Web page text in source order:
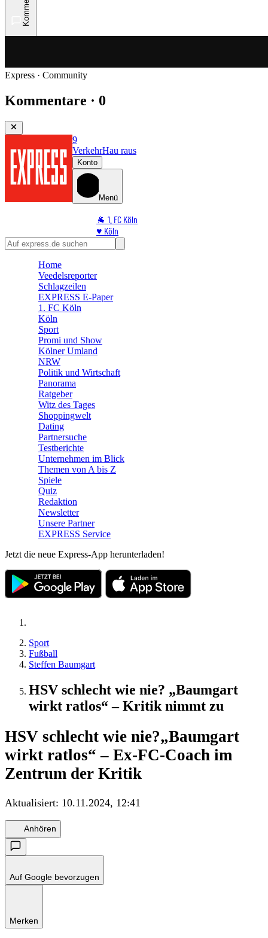
Express · Community
Kommentare · 0
9
VerkehrHau raus
Konto
Menü
🐐 1. FC Köln
♥️ Köln
⭐ Promi
🛒 Shoppingwelt
Home
Veedelsreporter
Schlagzeilen
EXPRESS E-Paper
1. FC Köln
Köln
Sport
Promi und Show
Kölner Umland
NRW
Politik und Wirtschaft
Panorama
Ratgeber
Witz des Tages
Shoppingwelt
Dating
Partnersuche
Testberichte
Unternehmen im Blick
Themen von A bis Z
Spiele
Quiz
Redaktion
Newsletter
Unsere Partner
EXPRESS Service
Jetzt die neue Express-App herunterladen!
Sport
Fußball
Steffen Baumgart
HSV schlecht wie nie? „Baumgart
wirkt ratlos“ – Kritik nimmt zu
HSV schlecht wie nie?„Baumgart
wirkt ratlos“ – Ex-FC-Coach im
Zentrum der Kritik
Aktualisiert: 10.11.2024, 12:41
Anhören
Auf Google bevorzugen
Merken